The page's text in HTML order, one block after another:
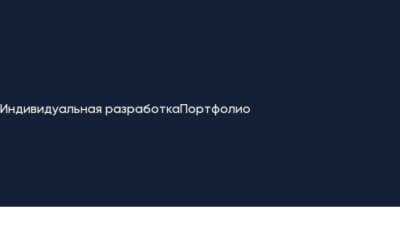
Индивидуальная разработкаПортфолио